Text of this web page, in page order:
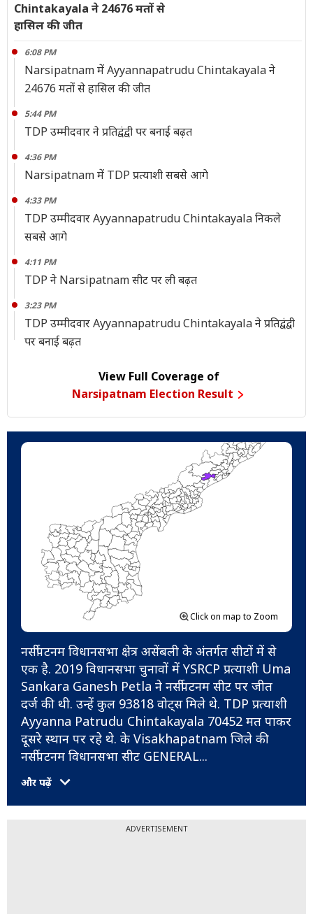
Chintakayala ने 24676 मतों से
हासिल की जीत
6:08 PM
Narsipatnam में Ayyannapatrudu Chintakayala ने
24676 मतों से हासिल की जीत
5:44 PM
TDP उम्मीदवार ने प्रतिद्वंद्वी पर बनाई बढ़त
4:36 PM
Narsipatnam में TDP प्रत्याशी सबसे आगे
4:33 PM
TDP उम्मीदवार Ayyannapatrudu Chintakayala निकले
सबसे आगे
4:11 PM
TDP ने Narsipatnam सीट पर ली बढ़त
3:23 PM
TDP उम्मीदवार Ayyannapatrudu Chintakayala ने प्रतिद्वंद्वी
पर बनाई बढ़त
View Full Coverage of
Narsipatnam Election Result
Click on map to Zoom
नर्सीपटनम विधानसभा क्षेत्र असेंबली के अंतर्गत सीटों में से
एक है. 2019 विधानसभा चुनावों में YSRCP प्रत्याशी Uma
Sankara Ganesh Petla ने नर्सीपटनम सीट पर जीत
दर्ज की थी. उन्हें कुल 93818 वोट्स मिले थे. TDP प्रत्याशी
Ayyanna Patrudu Chintakayala 70452 मत पाकर
दूसरे स्थान पर रहे थे. के Visakhapatnam जिले की
नर्सीपटनम विधानसभा सीट GENERAL...
और पढ़ें
ADVERTISEMENT